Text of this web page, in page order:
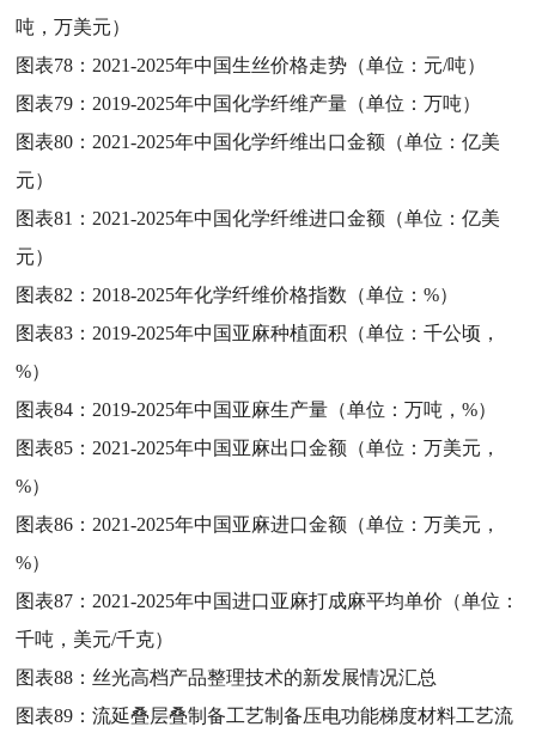
吨，万美元）
图表78： 2021-2025年中国生丝价格走势（单位：元/吨）
图表79： 2019-2025年中国化学纤维产量（单位：万吨）
图表80： 2021-2025年中国化学纤维出口金额（单位：亿美
元）
图表81： 2021-2025年中国化学纤维进口金额（单位：亿美
元）
图表82： 2018-2025年化学纤维价格指数（单位：%）
图表83： 2019-2025年中国亚麻种植面积（单位：千公顷，
%）
图表84： 2019-2025年中国亚麻生产量（单位：万吨，%）
图表85： 2021-2025年中国亚麻出口金额（单位：万美元，
%）
图表86： 2021-2025年中国亚麻进口金额（单位：万美元，
%）
图表87： 2021-2025年中国进口亚麻打成麻平均单价（单位：
千吨，美元/千克）
图表88： 丝光高档产品整理技术的新发展情况汇总
图表89：流延叠层叠制备工艺制备压电功能梯度材料工艺流